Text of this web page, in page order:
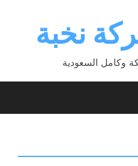
نخبة
وكامل السعودية